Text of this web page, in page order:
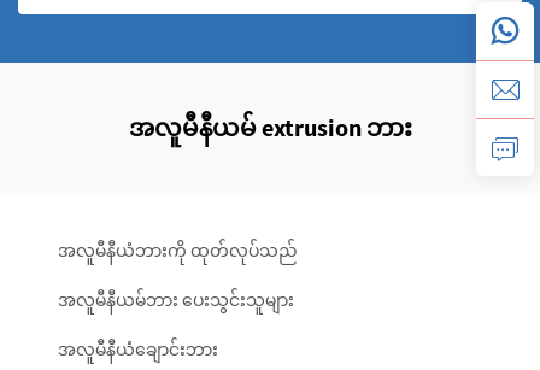
အလူမီနီယမ် extrusion ဘား
အလူမီနီယံဘားကို ထုတ်လုပ်သည်
အလူမီနီယမ်ဘား ပေးသွင်းသူများ
အလူမီနီယံချောင်းဘား